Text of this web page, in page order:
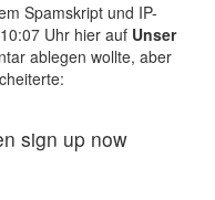
Spamskript und IP-
Uhr hier auf Unser
ablegen wollte, aber
sign up now